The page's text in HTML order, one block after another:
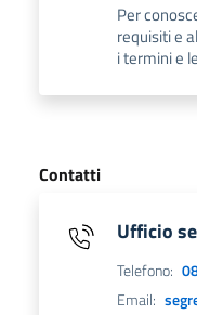
Per
requisiti e
i termini e
Contatti
Ufficio
Telefono:
Email: